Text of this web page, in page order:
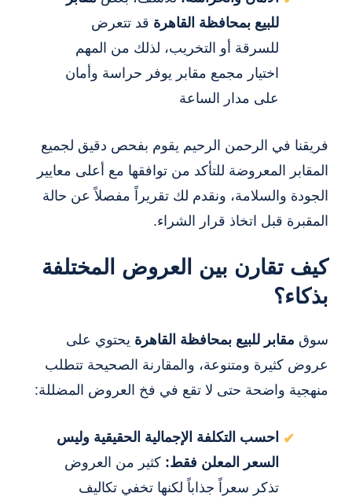
للبيع بمحافظة القاهرة قد تتعرض
للسرقة أو التخريب، لذلك من المهم
اختيار مجمع مقابر يوفر حراسة وأمان
على مدار الساعة
فريقنا في الرحمن الرحيم يقوم بفحص دقيق لجميع
المقابر المعروضة للتأكد من توافقها مع أعلى معايير
الجودة والسلامة، ونقدم لك تقريراً مفصلاً عن حالة
المقبرة قبل اتخاذ قرار الشراء.
كيف تقارن بين العروض المختلفة
بذكاء؟
سوق مقابر للبيع بمحافظة القاهرة يحتوي على
عروض كثيرة ومتنوعة، والمقارنة الصحيحة تتطلب
منهجية واضحة حتى لا تقع في فخ العروض المضللة:
احسب التكلفة الإجمالية الحقيقية وليس
السعر المعلن فقط: كثير من العروض
تذكر سعراً جذاباً لكنها تخفي تكاليف